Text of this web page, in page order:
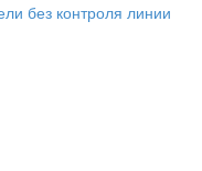
без контроля линии